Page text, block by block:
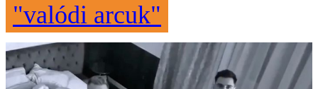
"valódi arcuk"